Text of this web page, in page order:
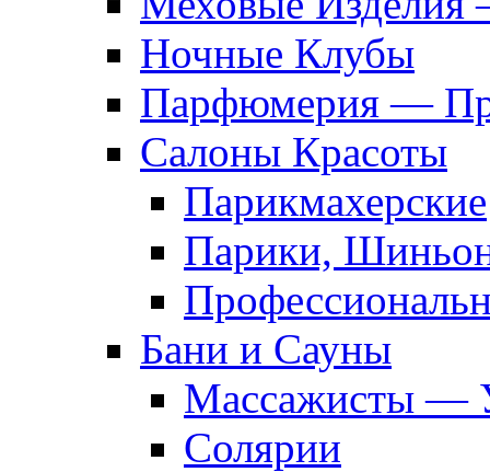
Ночные Клубы
Парфюмерия —
Салоны Красоты
Парикмахерские
Парики,
Бани и Сауны
Массажисты —
Солярии